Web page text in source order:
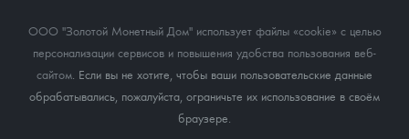
ООО "Золотой Монетный Дом" использует файлы «cookie» с целью
персонализации сервисов и повышения удобства пользования веб-
сайтом . Если вы не хотите, чтобы ваши пользовательские данные
обрабатывались, пожалуйста, ограничьте их использование в своём
браузере.